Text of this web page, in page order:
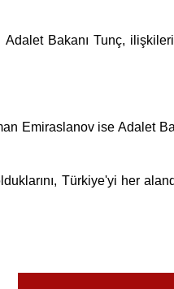
Bakanı Tunç,
Emiraslanov ise Adalet
Türkiye'yi her